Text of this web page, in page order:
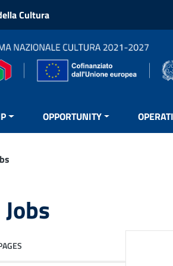
menu
Cultura
OPPORTUNITY
Jobs